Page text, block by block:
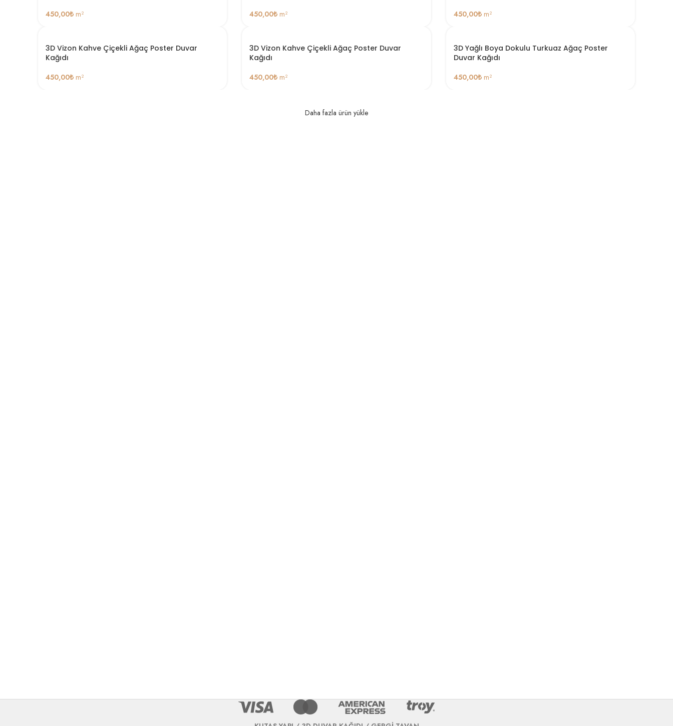
450,00₺ m²
450,00₺ m²
450,00₺m²
3D Vizon Kahve Çiçekli Ağaç Poster Duvar
Kağıdı
450,00₺ m²
3D Vizon Kahve Çiçekli Ağaç Poster Duvar
Kağıdı
450,00₺ m²
3D Yağlı Boya Dokulu Turkuaz Ağaç Poster
Duvar Kağıdı
450,00₺m²
Daha fazla ürün yükle